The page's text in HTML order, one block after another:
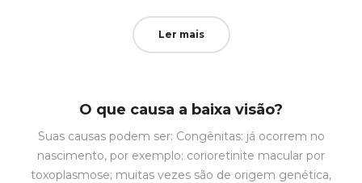
Ler mais
O que causa a baixa visão?
Suas causas podem ser: Congênitas: já ocorrem no
nascimento, por exemplo: corioretinite macular por
toxoplasmose; muitas vezes são de origem genética,